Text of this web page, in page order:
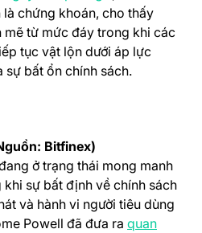
chứng khoán, cho thấy
từ mức đáy trong khi các
tục vật lộn dưới áp lực
sự bất ổn chính sách.
Bitfinex)
ở trạng thái mong manh
sự bất định về chính sách
và hành vi người tiêu dùng
Powell đã đưa ra quan